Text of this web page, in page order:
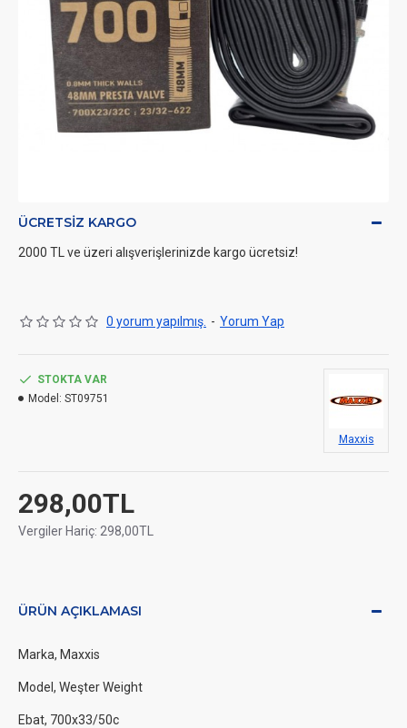
ÜCRETSIZ KARGO
2000 TL ve üzeri alışverişlerinizde kargo ücretsiz!
0 yorum yapılmış. - Yorum Yap
298,00TL
Vergiler Hariç: 298,00TL
STOKTA VAR
Model: ST09751
Maxxis
ÜRÜN AÇIKLAMASI
Marka, Maxxis
Model, Weşter Weight
Ebat, 700x33/50c